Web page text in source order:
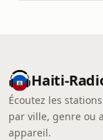
Haiti-
Écoutez les
par ville, genre ou
appareil.